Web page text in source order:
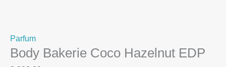
Parfum
Body Bakerie Coco Hazelnut EDP